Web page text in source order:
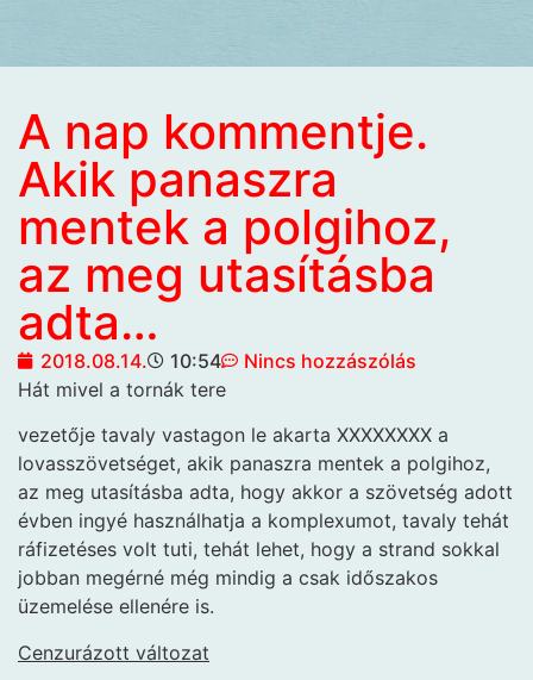
A nap kommentje.
Akik panaszra
mentek a polgihoz,
az meg utasításba
adta…
2018.08.14. 10:54
Nincs hozzászólás
Hát mivel a tornák tere
vezetője tavaly vastagon le akarta XXXXXXXX a
lovasszövetséget, akik panaszra mentek a polgihoz,
az meg utasításba adta, hogy akkor a szövetség adott
évben ingyé használhatja a komplexumot, tavaly tehát
ráfizetéses volt tuti, tehát lehet, hogy a strand sokkal
jobban megérné még mindig a csak időszakos
üzemelése ellenére is.
Cenzurázott változat